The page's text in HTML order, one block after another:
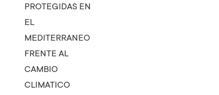
PROTEGIDAS EN
EL
MEDITERRANEO
FRENTE AL
CAMBIO
CLIMATICO